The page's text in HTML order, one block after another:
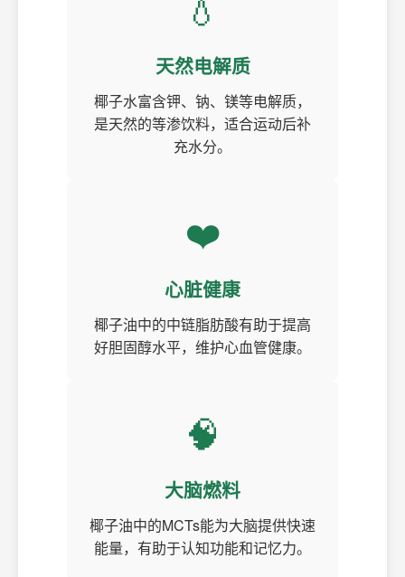
天然电解质
椰子水富含钾、钠、镁等电解质，
是天然的等渗饮料，适合运动后补
充水分。
❤️
心脏健康
椰子油中的中链脂肪酸有助于提高
好胆固醇水平，维护心血管健康。
🧠
大脑燃料
椰子油中的MCTs能为大脑提供快速
能量，有助于认知功能和记忆力。